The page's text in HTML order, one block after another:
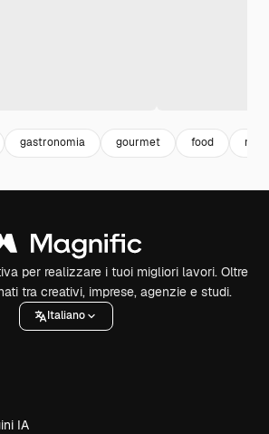
gastronomia gourmet food
per realizzare i tuoi migliori lavori. Oltre
tra creativi, imprese, agenzie e studi.
Italiano
IA